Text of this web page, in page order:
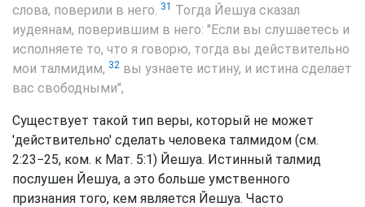
слова, поверили в него. 31 Тогда Йешуа сказал
иудеянам, поверившим в него: "Если вы слушаетесь и
исполняете то, что я говорю, тогда вы действительно
мои талмидим, 32 вы узнаете истину, и истина сделает
вас свободными",
Существует такой тип веры, который не может
'действительно' сделать человека талмидом (см.
2:23−25, ком. к Мат. 5:1) Йешуа. Истинный талмид
послушен Йешуа, а это больше умственного
признания того, кем является Йешуа. Часто